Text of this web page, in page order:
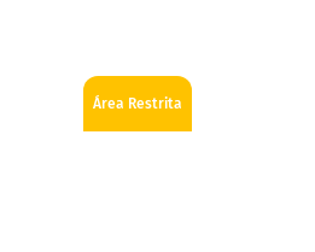
Área Restrita